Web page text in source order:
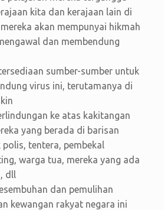
kita dan kerajaan lain di
akan mempunyai hikmah
dan membendung
sumber-sumber untuk
virus ini, terutamanya di
ke atas kakitangan
yang berada di barisan
tentera, pembekal
warga tua, mereka yang ada
dan pemulihan
kewangan rakyat negara ini